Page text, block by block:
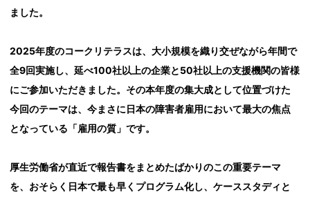
ました。
2025年度のコークリテラスは、大小規模を織り交ぜながら年間で
全9回実施し、延べ100社以上の企業と50社以上の支援機関の皆様
にご参加いただきました。その本年度の集大成として位置づけた
今回のテーマは、今まさに日本の障害者雇用において最大の焦点
となっている「雇用の質」です。
厚生労働省が直近で報告書をまとめたばかりのこの重要テーマ
を、おそらく日本で最も早くプログラム化し、ケーススタディと